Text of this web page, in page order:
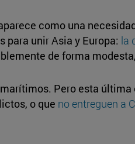
como una
para unir Asia y Europa: la
de forma
Pero esta
o que no entreguen a